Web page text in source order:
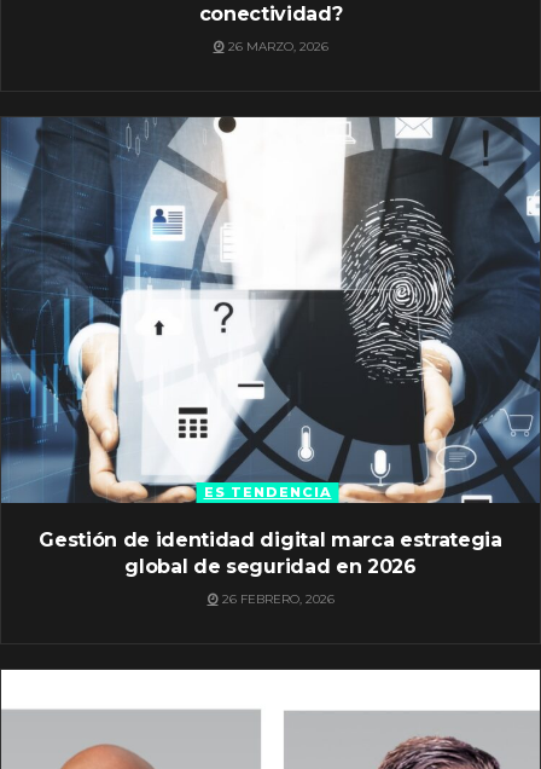
conectividad?
26 MARZO, 2026
ES TENDENCIA
Gestión de identidad digital marca estrategia
global de seguridad en 2026
26 FEBRERO, 2026